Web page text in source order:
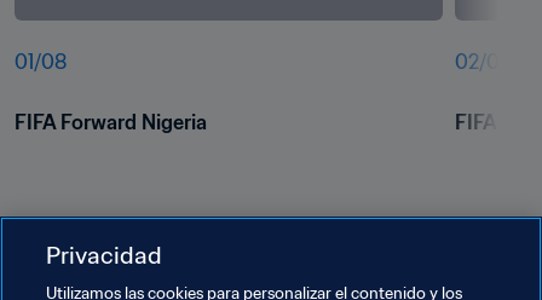
01 /08
FIFA Forward Nigeria
02/08
FIFA
Privacidad
Utilizamos las cookies para personalizar el contenido y los